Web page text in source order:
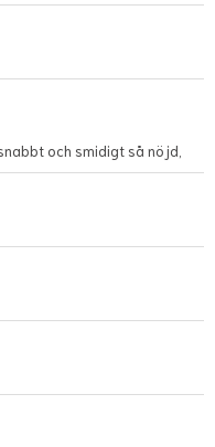
och smidigt så nöjd,